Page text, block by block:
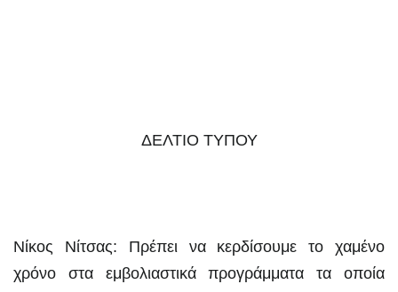
ΔΕΛΤΙΟ ΤΥΠΟΥ
Νίκος Νίτσας: Πρέπει να κερδίσουμε το χαμένο
χρόνο στα εμβολιαστικά προγράμματα τα οποία